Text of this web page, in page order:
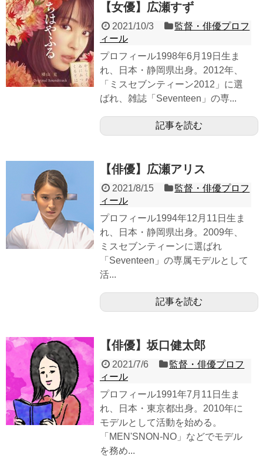
【女優】広瀬すず
2021/10/3
監督・俳優プロフ
ィール
プロフィール1998年6月19日生ま
れ、日本・静岡県出身。2012年、
「ミスセブンティーン2012」に選
ばれ、雑誌「Seventeen」の専...
記事を読む
【俳優】広瀬アリス
2021/8/15
監督・俳優プロフ
ィール
プロフィール1994年12月11日生ま
れ、日本・静岡県出身。2009年、
ミスセブンティーンに選ばれ
「Seventeen」の専属モデルとして
活...
記事を読む
【俳優】坂口健太郎
2021/7/6
監督・俳優プロフ
ィール
プロフィール1991年7月11日生ま
れ、日本・東京都出身。2010年に
モデルとして活動を始める。
「MEN'SNON-NO」などでモデル
を務め...